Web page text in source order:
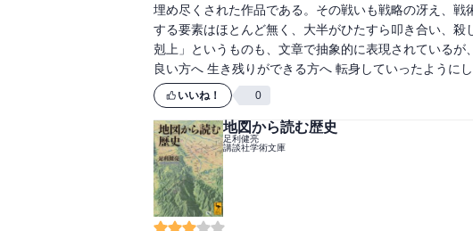
埋め尽くされた作品である。その戦いも戦略の冴え、
する要素はほとんど無く、大半がひたすら叩き合い、
剋上」というものも、文章で抽象的に表現されている
良い方へ 生き残りができる方へ 転身していったようにし
いいね！ 0
地図から読む歴史
足利健亮
講談社学術文庫